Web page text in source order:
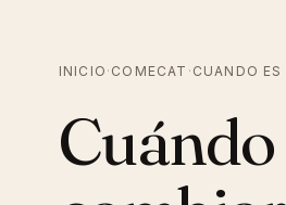
INICIO · COMECAT · CUANDO